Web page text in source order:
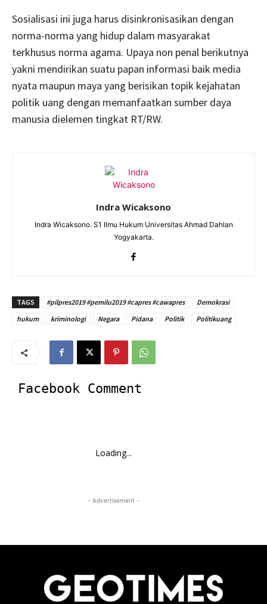
Sosialisasi ini juga harus disinkronisasikan dengan
norma-norma yang hidup dalam masyarakat
terkhusus norma agama. Upaya non penal berikutnya
yakni mendirikan suatu papan informasi baik media
nyata maupun maya yang berisikan topik kejahatan
politik uang dengan memanfaatkan sumber daya
manusia dielemen tingkat RT/RW.
Indra Wicaksono
Indra Wicaksono. S1 Ilmu Hukum Universitas Ahmad Dahlan
Yogyakarta.
TAGS #pilpres2019 #pemilu2019 #capres #cawapres
Demokrasi
hukum
kriminologi Negara Pidana Politik Politikuang
Facebook Comment
Loading...
- Advertisement -